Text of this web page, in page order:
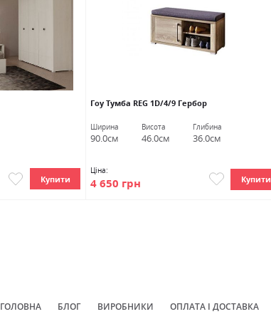
Купити
Гоу Тумба REG 1D/4/9 Гербор
Ширина
90.0см
Висота
46.0см
Глибина
36.0см
Ціна:
4 650 грн Купити
ГОЛОВНА БЛОГ ВИРОБНИКИ ОПЛАТА І ДОСТАВКА